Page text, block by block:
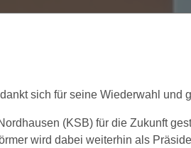
sich für seine Wiederwahl und
(KSB) für die Zukunft
wird dabei weiterhin als